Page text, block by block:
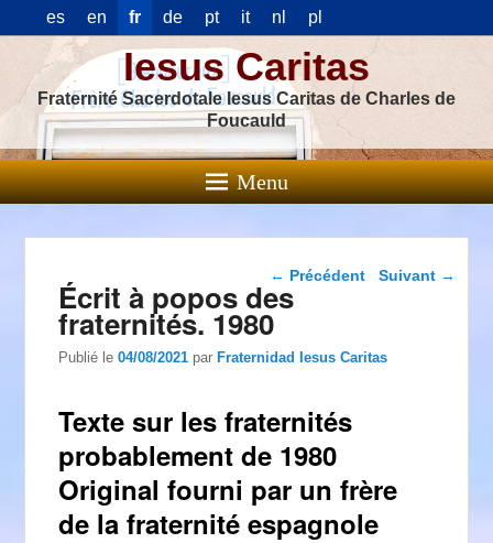
es en fr de pt it nl pl
Iesus Caritas
Fraternité Sacerdotale Iesus Caritas de Charles de
Foucauld
Menu
Navigation dans les
← Précédent Suivant →
Écrit à popos des
fraternités. 1980
Publié le04/08/2021 parFraternidad Iesus Caritas
Texte sur les fraternités
probablement de 1980
Original fourni par un frère
de la fraternité espagnole